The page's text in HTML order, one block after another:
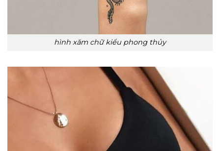
hình xăm chữ kiểu phong thủy